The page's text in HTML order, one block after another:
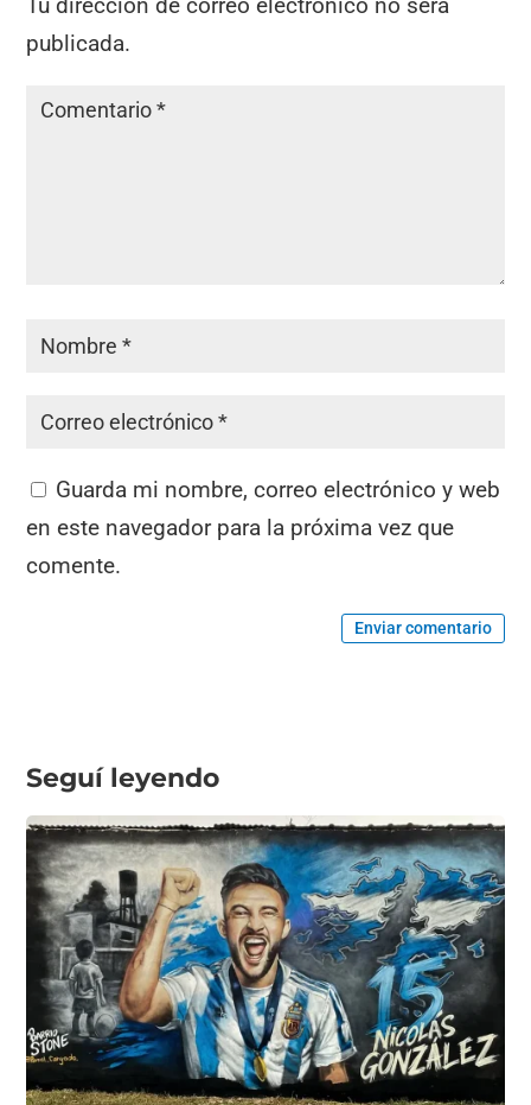
publicada.
Guarda mi nombre, correo electrónico y web
en este navegador para la próxima vez que
comente.
Enviar comentario
Seguí leyendo